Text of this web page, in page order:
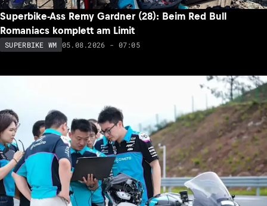
Superbike-Ass Remy Gardner (28): Beim Red Bull
Romaniacs komplett am Limit
SUPERBIKE WM 05.08.2026 - 07:05